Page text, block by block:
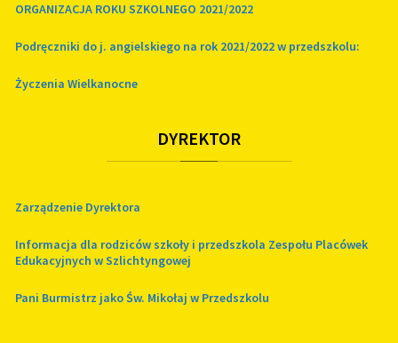
ORGANIZACJA ROKU SZKOLNEGO 2021/2022
Podręczniki do j. angielskiego na rok 2021/2022 w przedszkolu:
Życzenia Wielkanocne
DYREKTOR
Zarządzenie Dyrektora
Informacja dla rodziców szkoły i przedszkola Zespołu Placówek
Edukacyjnych w Szlichtyngowej
Pani Burmistrz jako Św. Mikołaj w Przedszkolu